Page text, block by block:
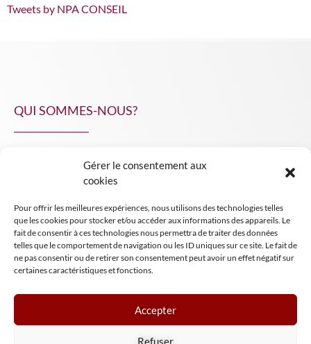
Gérer le consentement aux
cookies
Pour offrir les meilleures expériences, nous utilisons des technologies telles
que les cookies pour stocker et/ou accéder aux informations des appareils. Le
fait de consentir à ces technologies nous permettra de traiter des données
telles que le comportement de navigation ou les ID uniques sur ce site. Le fait de
ne pas consentir ou de retirer son consentement peut avoir un effet négatif sur
certaines caractéristiques et fonctions.
Accepter
Refuser
Tweets by NPA CONSEIL
QUI SOMMES-NOUS?
INSIGHT NPA
Mentions légales